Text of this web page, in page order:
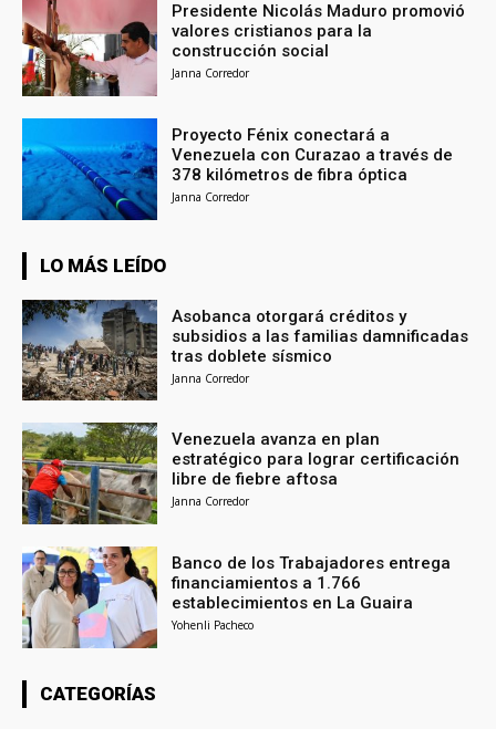
Presidente Nicolás Maduro promovió
valores cristianos para la
construcción social
Janna Corredor
Proyecto Fénix conectará a
Venezuela con Curazao a través de
378 kilómetros de fibra óptica
Janna Corredor
LO MÁS LEÍDO
Asobanca otorgará créditos y
subsidios a las familias damnificadas
tras doblete sísmico
Janna Corredor
Venezuela avanza en plan
estratégico para lograr certificación
libre de fiebre aftosa
Janna Corredor
Banco de los Trabajadores entrega
financiamientos a 1.766
establecimientos en La Guaira
Yohenli Pacheco
CATEGORÍAS